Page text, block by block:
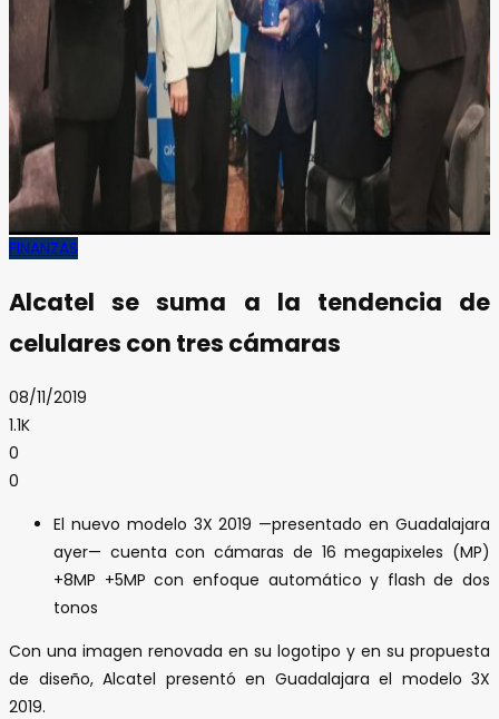
FINANZAS
Alcatel se suma a la tendencia de
celulares con tres cámaras
08/11/2019
1.1K
0
0
El nuevo modelo 3X 2019 —presentado en Guadalajara
ayer— cuenta con cámaras de 16 megapixeles (MP)
+8MP +5MP con enfoque automático y flash de dos
tonos
Con una imagen renovada en su logotipo y en su propuesta
de diseño, Alcatel presentó en Guadalajara el modelo 3X
2019.